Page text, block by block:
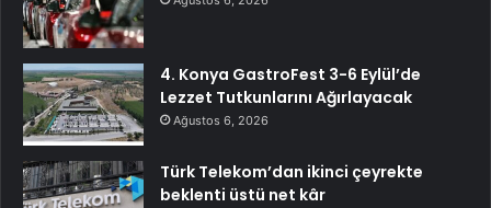
4. Konya GastroFest 3-6 Eylül’de
Lezzet Tutkunlarını Ağırlayacak
Ağustos 6, 2026
Türk Telekom’dan ikinci çeyrekte
beklenti üstü net kâr